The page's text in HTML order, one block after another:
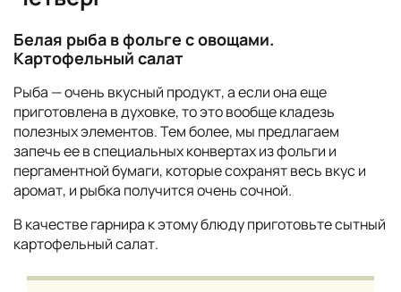
Белая рыба в фольге с овощами.
Картофельный салат
Рыба — очень вкусный продукт, а если она еще
приготовлена в духовке, то это вообще кладезь
полезных элементов. Тем более, мы предлагаем
запечь ее в специальных конвертах из фольги и
пергаментной бумаги, которые сохранят весь вкус и
аромат, и рыбка получится очень сочной.
В качестве гарнира к этому блюду приготовьте сытный
картофельный салат.